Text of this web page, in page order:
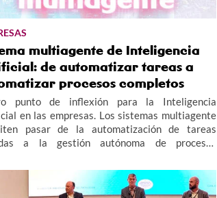
multiagente de Inteligencia
de automatizar tareas a
procesos completos
punto de inflexión para la Inteligencia
en las empresas. Los sistemas multiagente
pasar de la automatización de tareas
a la gestión autónoma de procesos
las 24 horas para mejorar la eficiencia y la
empresarial.